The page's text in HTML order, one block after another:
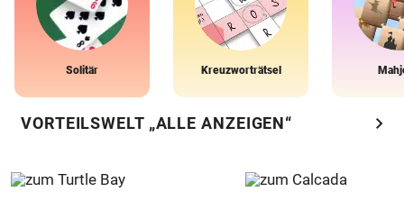
Solitär Kreuzworträtsel
VORTEILSWELT „ALLE ANZEIGEN“ chevron_right